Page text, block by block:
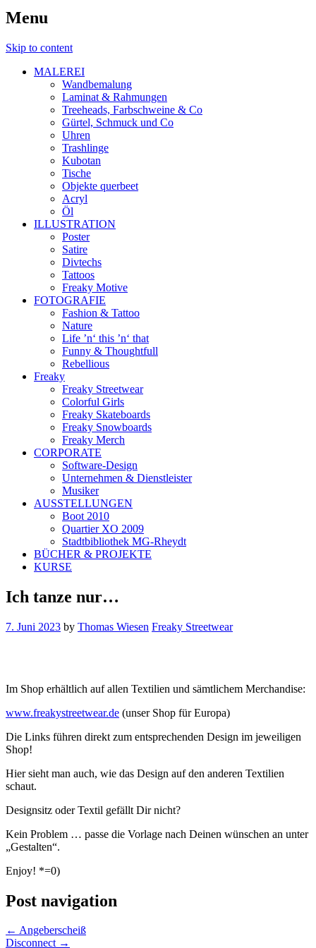
Menu
Skip to content
MALEREI
Wandbemalung
Laminat & Rahmungen
Treeheads, Farbschweine & Co
Gürtel, Schmuck und Co
Uhren
Trashlinge
Kubotan
Tische
Objekte querbeet
Acryl
Öl
ILLUSTRATION
Poster
Satire
Divtechs
Tattoos
Freaky Motive
FOTOGRAFIE
Fashion & Tattoo
Nature
Life ’n‘ this ’n‘ that
Funny & Thoughtfull
Rebellious
Freaky
Freaky Streetwear
Colorful Girls
Freaky Skateboards
Freaky Snowboards
Freaky Merch
CORPORATE
Software-Design
Unternehmen & Dienstleister
Musiker
AUSSTELLUNGEN
Boot 2010
Quartier XO 2009
Stadtbibliothek MG-Rheydt
BÜCHER & PROJEKTE
KURSE
Ich tanze nur…
7. Juni 2023 by Thomas Wiesen Freaky Streetwear
Im Shop erhältlich auf allen Textilien und sämtlichem Merchandise:
www.freakystreetwear.de (unser Shop für Europa)
Die Links führen direkt zum entsprechenden Design im jeweiligen
Shop!
Hier sieht man auch, wie das Design auf den anderen Textilien
schaut.
Designsitz oder Textil gefällt Dir nicht?
Kein Problem … passe die Vorlage nach Deinen wünschen an unter
„Gestalten“.
Enjoy! *=0)
Post navigation
← Angeberscheiß
Disconnect →